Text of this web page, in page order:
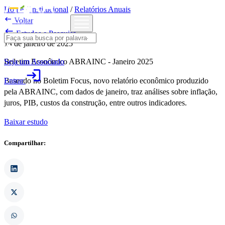
Seja um Associado
Entrarlogin
Home/Institucional /Relatórios Anuais
 Voltar
Estudos e Pesquisa
14 de janeiro de 2025
Boletim Econômico ABRAINC - Janeiro 2025
Baseado no Boletim Focus, novo relatório econômico produzido
pela ABRAINC, com dados de janeiro, traz análises sobre inflação,
juros, PIB, custos da construção, entre outros indicadores.
Baixar estudo
Compartilhar: